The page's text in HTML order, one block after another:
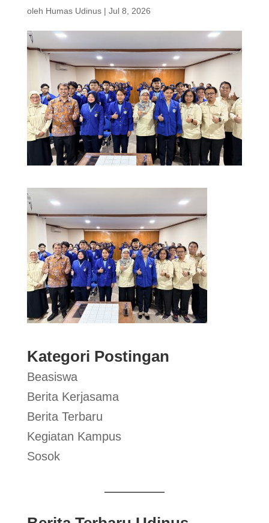
oleh Humas Udinus| Jul 8, 2026
Kategori Postingan
Beasiswa
Berita Kerjasama
Berita Terbaru
Kegiatan Kampus
Sosok